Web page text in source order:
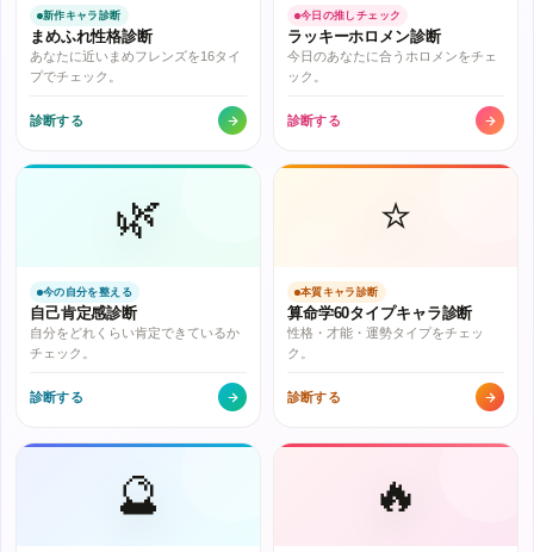
新作キャラ診断
まめふれ性格診断
あなたに近いまめフレンズを16タイ
プでチェック。
診断する
今日の推しチェック
ラッキーホロメン診断
今日のあなたに合うホロメンをチェ
ック。
診断する
🌿
今の自分を整える
自己肯定感診断
自分をどれくらい肯定できているか
チェック。
診断する
⭐
本質キャラ診断
算命学60タイプキャラ診断
性格・才能・運勢タイプをチェッ
ク。
診断する
🔮 🔥